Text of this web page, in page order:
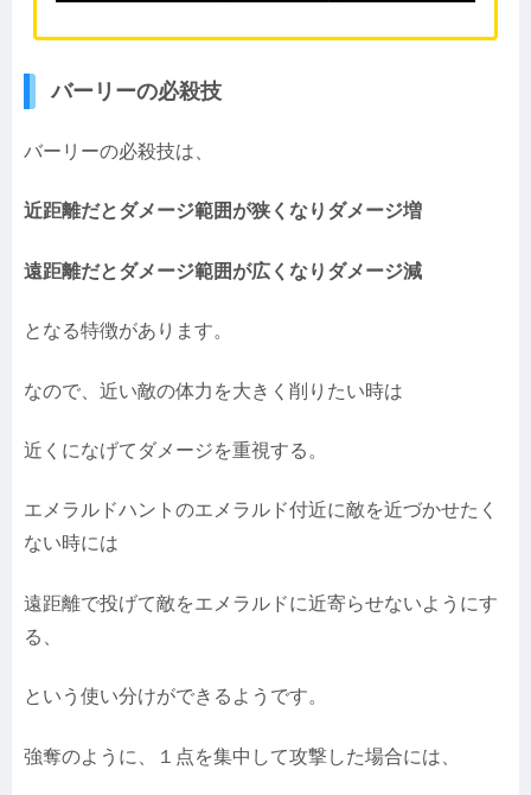
バーリーの必殺技
バーリーの必殺技は、
近距離だとダメージ範囲が狭くなりダメージ増
遠距離だとダメージ範囲が広くなりダメージ減
となる特徴があります。
なので、近い敵の体力を大きく削りたい時は
近くになげてダメージを重視する。
エメラルドハントのエメラルド付近に敵を近づかせたく
ない時には
遠距離で投げて敵をエメラルドに近寄らせないようにす
る、
という使い分けができるようです。
強奪のように、１点を集中して攻撃した場合には、